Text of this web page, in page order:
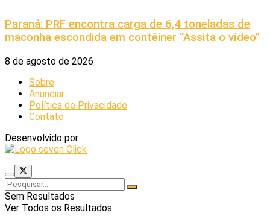
Paraná: PRF encontra carga de 6,4 toneladas de
maconha escondida em contêiner “Assita o vídeo”
8 de agosto de 2026
Sobre
Anunciar
Política de Privacidade
Contato
Desenvolvido por
Sem Resultados
Ver Todos os Resultados